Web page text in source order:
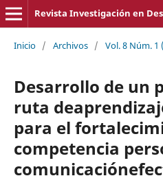
Inicio / Archivos / Vol. 8 Núm. 1
Desarrollo de un
ruta
para el
competencia